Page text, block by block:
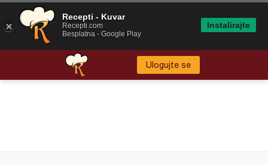
Ulogujte se
Recepti - Kuvar
Recepti.com
Besplatna - Google Play
Instalirajte